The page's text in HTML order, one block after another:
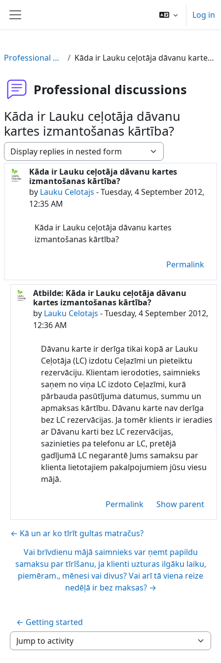
Side panel
Log in
Professional discussions Kāda ir Lauku ceļotāja dāvanu kartes izmantošanas kārtība?
Professional discussions
Kāda ir Lauku ceļotāja dāvanu
kartes izmantošanas kārtība?
Display mode
Kāda ir Lauku ceļotāja dāvanu kartes
izmantošanas kārtība?
by Lauku Celotajs -Tuesday, 4 September 2012,
12:35 AM
Number of replies: 1
Kāda ir Lauku ceļotāja dāvanu kartes
izmantošanas kārtība?
Permalink
In reply to Lauku Celotajs
Atbilde: Kāda ir Lauku ceļotāja dāvanu
kartes izmantošanas kārtība?
by Lauku Celotajs -Tuesday, 4 September 2012,
12:36 AM
Dāvanu karte ir derīga tikai kopā ar Lauku
Ceļotāja (LC) izdotu Ceļazīmi un pieteiktu
rezervāciju. Klientam ierodoties, saimnieks
saņem no viņa LC izdoto Ceļazīmi, kurā
pārbauda pasūtījuma datumus, summu un
apmaksas kārtību. Dāvanu karte nav derīga
bez LC rezervācijas. Ja tomēr klients ir ieradies
ar Dāvanu karti bez LC rezervācijas,
sazinieties pa telefonu ar LC, pretējā
gadījumā LC negarantē Jums samaksu par
klienta lietotajiem pakalpojumiem jūsu viesu
mājā.
Permalink Show parent
← Kā un ar ko tīrīt gultas matračus?
Vai brīvdienu mājā saimnieks var ņemt papildu
samaksu par tīrīšanu, ja klienti uzturas ilgāku laiku,
piemēram., mēnesi vai divus? Vai arī tā viena reize
nedēļā ir bez maksas? →
← Getting started
Jump to activity